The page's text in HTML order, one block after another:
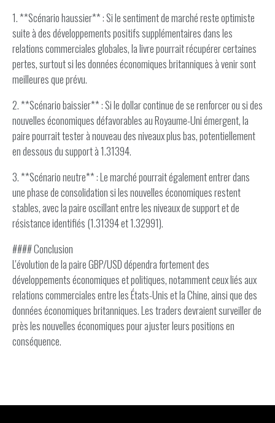
1. **Scénario haussier** : Si le sentiment de marché reste optimiste
suite à des développements positifs supplémentaires dans les
relations commerciales globales, la livre pourrait récupérer certaines
pertes, surtout si les données économiques britanniques à venir sont
meilleures que prévu.
2. **Scénario baissier** : Si le dollar continue de se renforcer ou si des
nouvelles économiques défavorables au Royaume-Uni émergent, la
paire pourrait tester à nouveau des niveaux plus bas, potentiellement
en dessous du support à 1.31394.
3. **Scénario neutre** : Le marché pourrait également entrer dans
une phase de consolidation si les nouvelles économiques restent
stables, avec la paire oscillant entre les niveaux de support et de
résistance identifiés (1.31394 et 1.32991).
#### Conclusion
L'évolution de la paire GBP/USD dépendra fortement des
développements économiques et politiques, notamment ceux liés aux
relations commerciales entre les États-Unis et la Chine, ainsi que des
données économiques britanniques. Les traders devraient surveiller de
près les nouvelles économiques pour ajuster leurs positions en
conséquence.